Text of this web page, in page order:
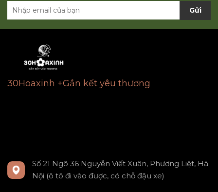
Gửi
30Hoaxinh +Gắn kết yêu thương
Số 21 Ngõ 36 Nguyễn Viết Xuân, Phương Liệt, Hà
Nội (ô tô đi vào được, có chỗ đậu xe)